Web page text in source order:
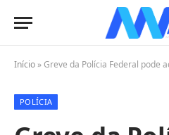
Início »Greve da Polícia Federal pode
POLÍCIA